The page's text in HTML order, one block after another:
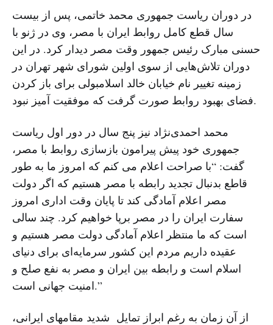
در دوران ریاست جمهوری محمد خاتمی، پس از بیست
سال قطع کامل روابط ایران با مصر، وی در ژنو با
حسنی مبارک رئیس جمهور وقت مصر دیدار کرد. در این
دوران تلاش‌هایی از سوی اولین شورای شهر تهران در
زمینه تغییر نام خیابان خالد اسلامبولی برای باز کردن
فضای بهبود روابط صورت گرفت که موفقیت آمیز نبود.
محمد احمدی‌نژاد نیز پنج سال در دور اول ریاست
جمهوری خود پیش پیرامون بازسازی روابط با مصر،
گفت: “با صراحت اعلام می کنم که امروز ما به طور
قاطع بدنبال تجدید رابطه با مصر هستیم که اگر دولت
مصر اعلام آمادگی کند تا پایان وقت اداری امروز
سفارت ایران را در مصر برپا خواهیم کرد. چند سالی
است که ما منتظر اعلام آمادگی دولت مصر هستیم و
عقیده داریم مردم این کشور سرمایه‌ای برای دنیای
اسلام است و رابطه بین ایران و مصر به نفع صلح و
امنیت جهانی است.”
از آن زمان به رغم ابراز تمایل شدید مقامهای ایرانی،